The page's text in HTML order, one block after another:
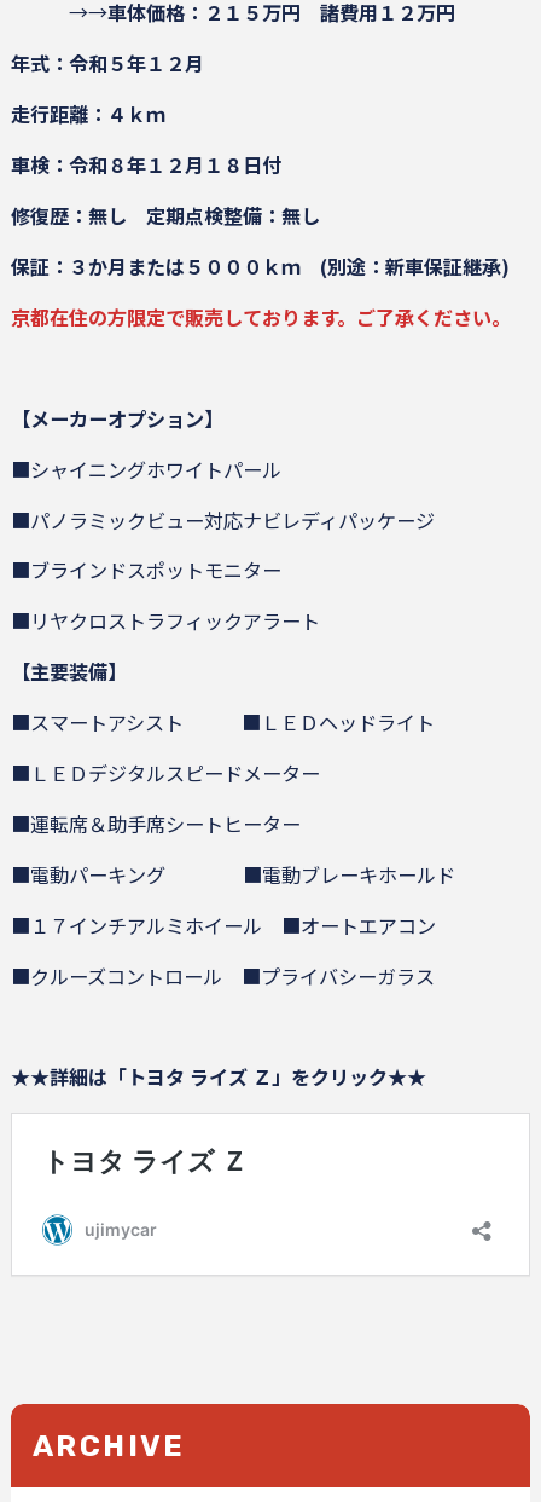
→→車体価格：２１５万円
諸費用１２万円
年式：令和５年１２月
走行距離：４ｋｍ
車検：令和８年１２月１８日付
修復歴：無し
定期点検整備：無し
保証：３か月または５０００ｋｍ (別途：新車保証継承)
京都在住の方限定で販売しております。ご了承ください。
【メーカーオプション】
■シャイニングホワイトパール
■パノラミックビュー対応ナビレディパッケージ
■ブラインドスポットモニター
■リヤクロストラフィックアラート
【主要装備】
■スマートアシスト ■ＬＥＤヘッドライト
■ＬＥＤデジタルスピードメーター
■運転席＆助手席シートヒーター
■電動パーキング ■電動ブレーキホールド
■１７インチアルミホイール ■オートエアコン
■クルーズコントロール ■プライバシーガラス
★★詳細は「トヨタ ライズ Ｚ」をクリック★★
ARCHIVE